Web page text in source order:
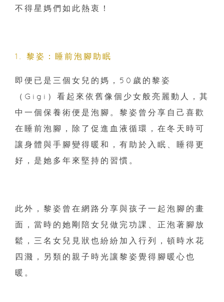
不得星媽們如此熱衷！
1. 黎姿：睡前泡腳助眠
即便已是三個女兒的媽，50歲的黎姿
（Gigi）看起來依舊像個少女般亮麗動人，其
中一個保養術便是泡腳。黎姿曾分享自己喜歡
在睡前泡腳，除了促進血液循環，在冬天時可
讓身體與手腳變得暖和，有助於入眠、睡得更
好，是她多年來堅持的習慣。
此外，黎姿曾在網路分享與孩子一起泡腳的畫
面，當時的她剛陪女兒做完功課、正泡著腳放
鬆，三名女兒見狀也紛紛加入行列，頓時水花
四濺，另類的親子時光讓黎姿覺得腳暖心也
暖。